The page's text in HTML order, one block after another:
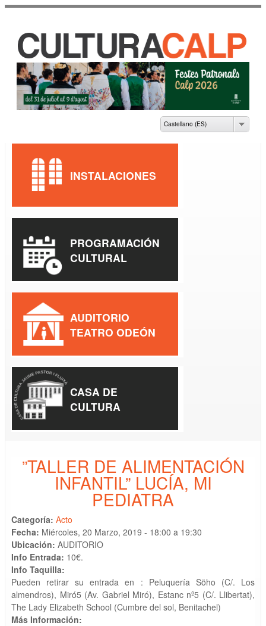
principal
CASA DE CULTURA
JAUME PASTOR I
Castellano (ES)
”TALLER DE ALIMENTACIÓN
INFANTIL” LUCÍA, MI
PEDIATRA
Categoría: Acto
Fecha: Miércoles, 20 Marzo, 2019 - 18:00 a 19:30
Ubicación: AUDITORIO
Info Entrada: 10€.
Info Taquilla:
Pueden retirar su entrada en : Peluquería Söho (C/. Los
almendros), Miró5 (Av. Gabriel Miró), Estanc nº5 (C/. Llibertat),
The Lady Elizabeth School (Cumbre del sol, Benitachel)
Más Información:
INSTALACIONES
PROGRAMACIÓN
CULTURAL
AUDITORIO
TEATRO ODEÓN
CASA DE
CULTURA